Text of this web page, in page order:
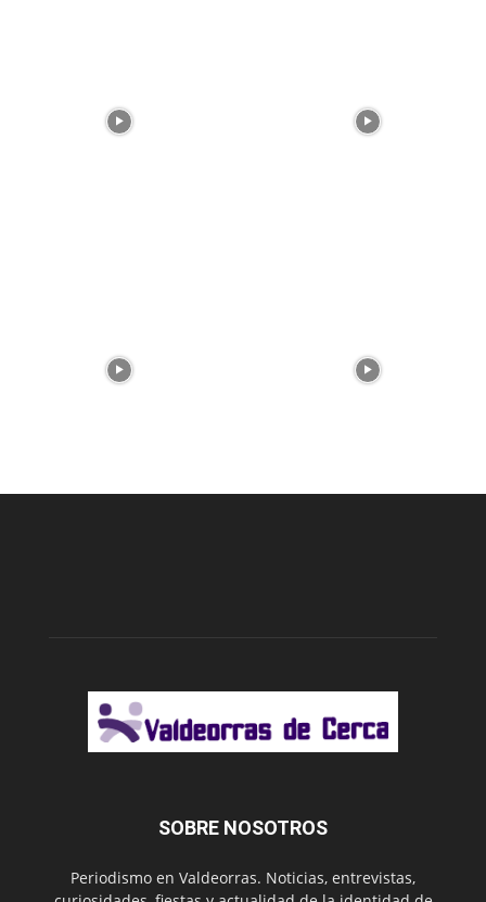
SOBRE NOSOTROS
Periodismo en Valdeorras. Noticias, entrevistas,